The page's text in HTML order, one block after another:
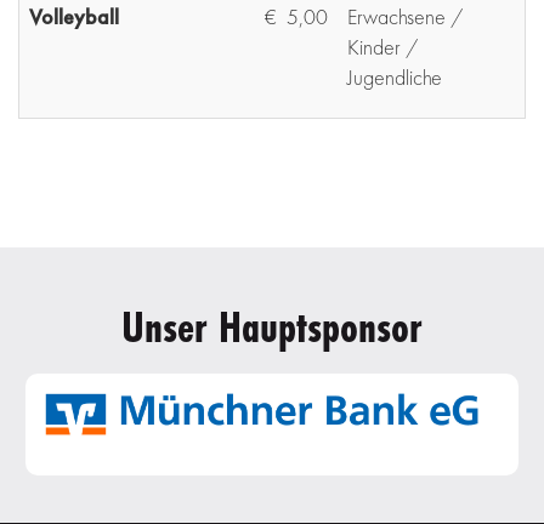
Volleyball € 5,00
Erwachsene /
Kinder /
Jugendliche
Unser Hauptsponsor